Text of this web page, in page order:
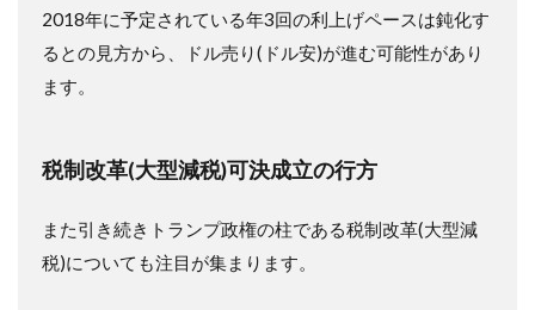
2018年に予定されている年3回の利上げペースは鈍化す
るとの見方から、ドル売り(ドル安)が進む可能性があり
ます。
税制改革(大型減税)可決成立の行方
また引き続きトランプ政権の柱である税制改革(大型減
税)についても注目が集まります。